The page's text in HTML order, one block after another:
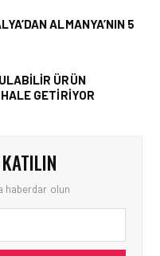
ALMANYA’NIN 5
ÜRÜN
GETIRIYOR
haberdar olun